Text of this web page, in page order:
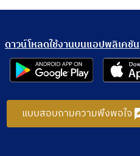
ดาวน์โหลดใช้งานบนแอปพลิเคชัน
แบบสอบถามความพึงพอใจ